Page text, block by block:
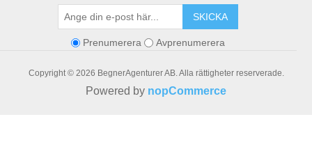
SKICKA
Prenumerera Avprenumerera
Copyright © 2026 BegnerAgenturer AB. Alla rättigheter reserverade.
Powered by nopCommerce